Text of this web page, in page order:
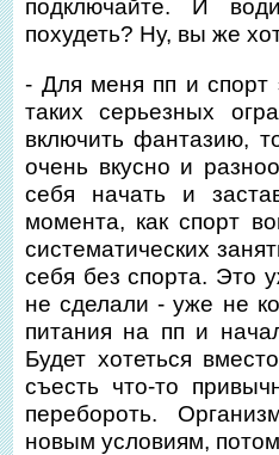
подключайте. И
похудеть? Ну, вы же
- Для меня пп и спорт
таких серьезных
включить фантазию,
очень вкусно и
себя начать и
момента, как спорт
систематических
себя без спорта. Это
не сделали - уже не
питания на пп и
Будет хотеться
съесть что-то
перебороть.
новым условиям,